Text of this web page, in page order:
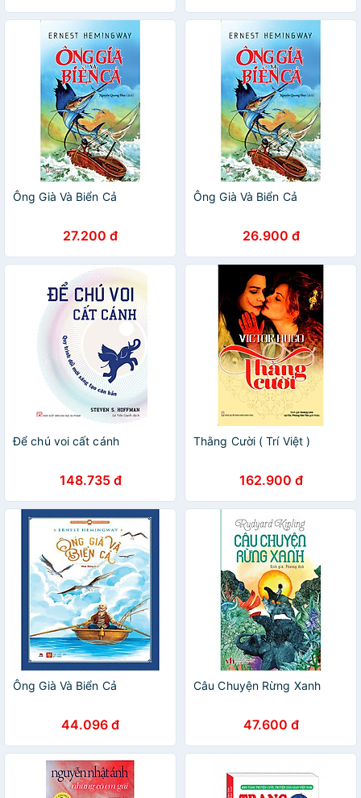
Ông Già Và Biển Cả
27.200 đ
Ông Già Và Biển Cả
26.900 đ
Để chú voi cất cánh
148.735 đ
Thằng Cười ( Trí Việt )
162.900 đ
Ông Già Và Biển Cả
44.096 đ
Câu Chuyện Rừng Xanh
47.600 đ